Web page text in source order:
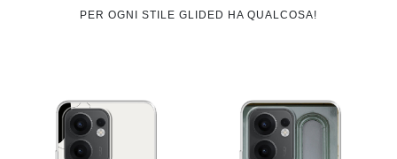
PER OGNI STILE GLIDED HA QUALCOSA!